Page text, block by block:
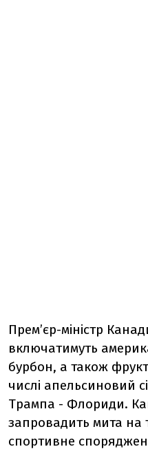
Премʼєр-міністр
включатимуть
бурбон, а також
числі апельсиновий
Трампа - Флориди.
запровадить мита на
спортивне